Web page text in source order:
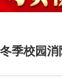
季校园